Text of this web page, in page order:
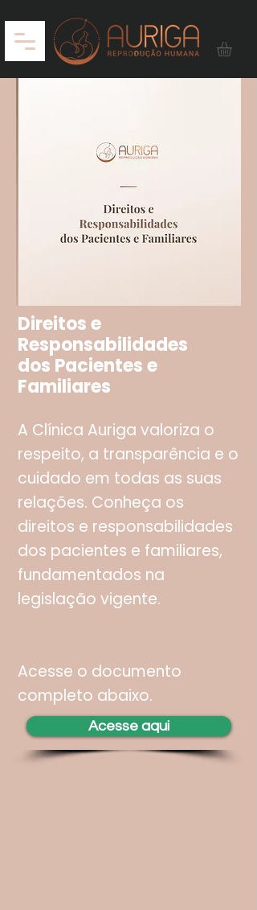
Direitos e
Responsabilidades
dos Pacientes e
Familiares
A Clínica Auriga valoriza o
respeito, a transparência e o
cuidado em todas as suas
relações. Conheça os
direitos e responsabilidades
dos pacientes e familiares,
fundamentados na
legislação vigente.
Acesse o documento
completo abaixo.
Acesse aqui